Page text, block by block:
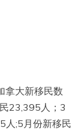
拿大新移民数
23,395人；3
人;5月份新移民